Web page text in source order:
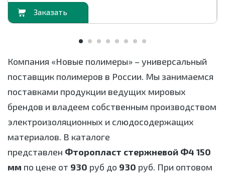
Компания «Новые полимеры» – универсальный
поставщик полимеров в России. Мы занимаемся
поставками продукции ведущих мировых
брендов и владеем собственным производством
электроизоляционных и слюдосодержащих
материалов. В каталоге
представлен Фторопласт стержневой Ф4 150
мм по цене от 930 руб до 930 руб. При оптовом